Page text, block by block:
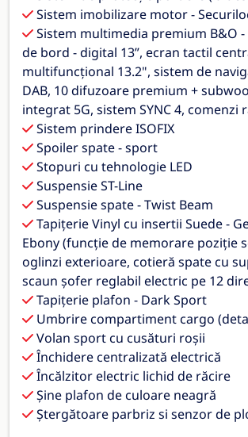
Sistem imobilizare motor -
Sistem multimedia premium B&O -
de bord - digital 13”, ecran tactil
multifuncțional 13.2", sistem de
DAB, 10 difuzoare premium +
integrat 5G, sistem SYNC 4, comenzi
Sistem prindere ISOFIX
Spoiler spate - sport
Stopuri cu tehnologie LED
Suspensie ST-Line
Suspensie spate - Twist Beam
Tapițerie Vinyl cu insertii Suede -
Ebony (funcție de memorare poziție
oglinzi exterioare, cotieră spate cu
scaun șofer reglabil electric pe 12
Tapițerie plafon - Dark Sport
Umbrire compartiment cargo
Volan sport cu cusături roșii
Închidere centralizată electrică
Încălzitor electric lichid de răcire
Șine plafon de culoare neagră
Ștergătoare parbriz si senzor de